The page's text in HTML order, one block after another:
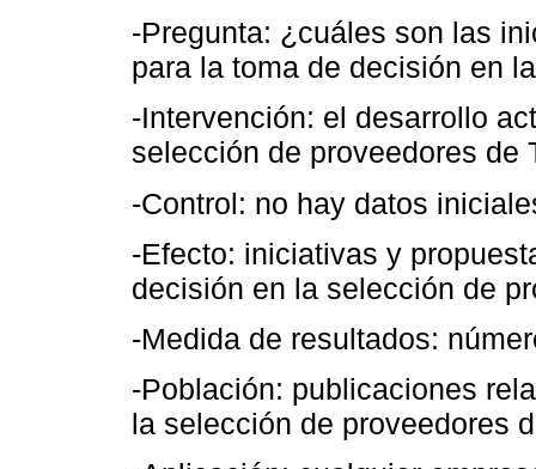
-Pregunta: ¿cuáles son las
para la toma de decisión en
-Intervención: el desarrollo
selección de proveedores de
-Control: no hay datos
-Efecto: iniciativas y
decisión en la selección de
-Medida de resultados:
-Población: publicaciones
la selección de proveedores